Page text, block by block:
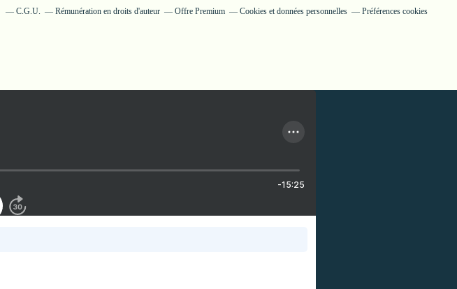
C.G.U. Rémunération en droits d'auteur Offre Premium Cookies et données personnelles Préférences cookies
-15:25